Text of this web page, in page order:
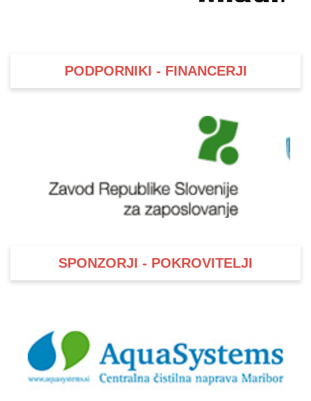
PODPORNIKI - FINANCERJI
SPONZORJI - POKROVITELJI